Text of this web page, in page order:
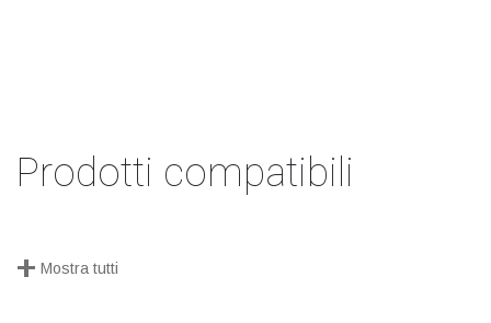
Prodotti compatibili
+ Mostra tutti